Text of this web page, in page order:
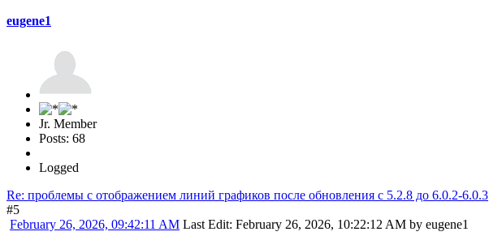
eugene1
Jr. Member
Posts: 68
Logged
Re: проблемы с отображением линий графиков после обновления c 5.2.8 до 6.0.2-6.0.3
#5
February 26, 2026, 09:42:11 AM Last Edit: February 26, 2026, 10:22:12 AM by eugene1